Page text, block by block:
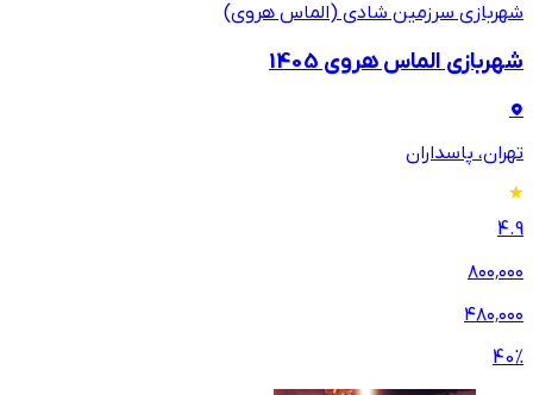
شهربازی سرزمین شادی (الماس هروی)
شهربازی الماس هروی 1405
تهران، پاسداران
4.9
۸۰۰٬۰۰۰
۴۸۰٬۰۰۰
40%